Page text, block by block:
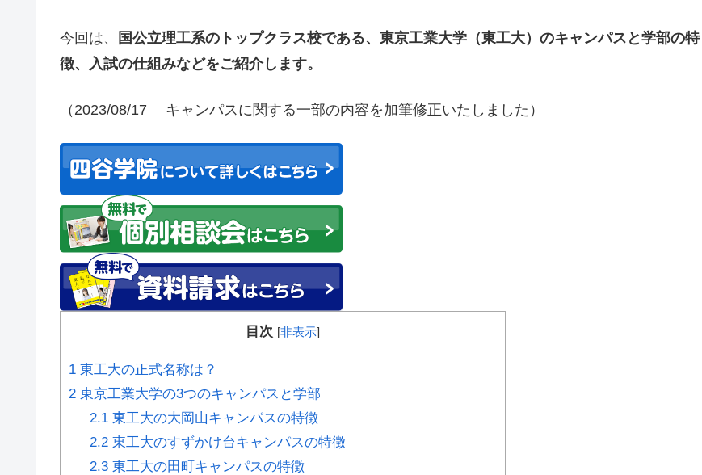
今回は、 国公立理工系のトップクラス校である、東京工業大学（東工大） のキャンパスと学部の特
徴、入試の仕組みなどをご紹介します。
（2023/08/17 キャンパスに関する一部の内容を加筆修正いたしました）
目次 [非表示]
1 東工大の正式名称は？
2 東京工業大学の3つのキャンパスと学部
2.1東工大の大岡山キャンパスの特徴
2.2東工大のすずかけ台キャンパスの特徴
2.3東工大の田町キャンパスの特徴